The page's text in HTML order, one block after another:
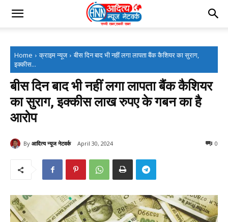
Home क्राइम न्यूज
बीस दिन बाद भी नहीं लगा लापता बैंक कैशियर का सुराग,
इक्कीस...
बीस दिन बाद भी नहीं लगा लापता बैंक कैशियर
का सुराग, इक्कीस लाख रुपए के गबन का है
आरोप
By आदित्य न्यूज नेटवर्क April 30, 2024 0